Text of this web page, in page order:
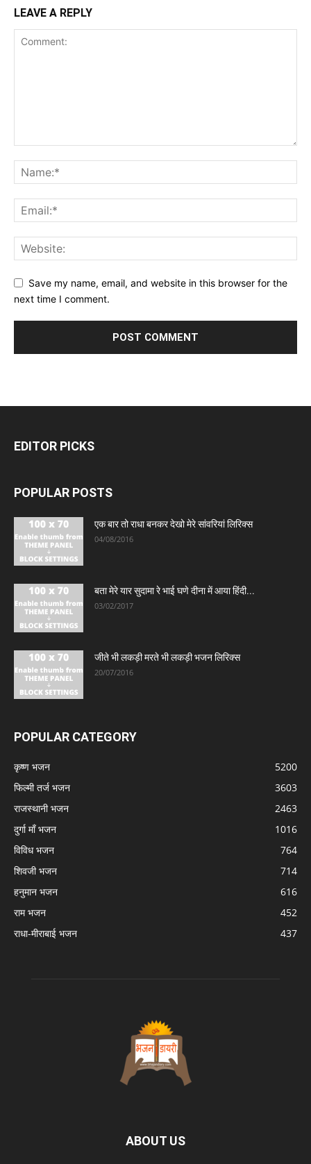
LEAVE A REPLY
Save my name, email, and website in this browser for the
next time I comment.
EDITOR PICKS
POPULAR POSTS
एक बार तो राधा बनकर देखो मेरे सांवरियां लिरिक्स
04/08/2016
बता मेरे यार सुदामा रे भाई घणे दीना में आया हिंदी...
03/02/2017
जीते भी लकड़ी मरते भी लकड़ी भजन लिरिक्स
20/07/2016
POPULAR CATEGORY
कृष्ण भजन
5200
फिल्मी तर्ज भजन
3603
राजस्थानी भजन
2463
दुर्गा माँ भजन
1016
विविध भजन
764
शिवजी भजन
714
हनुमान भजन
616
राम भजन
452
राधा-मीराबाई भजन
437
ABOUT US